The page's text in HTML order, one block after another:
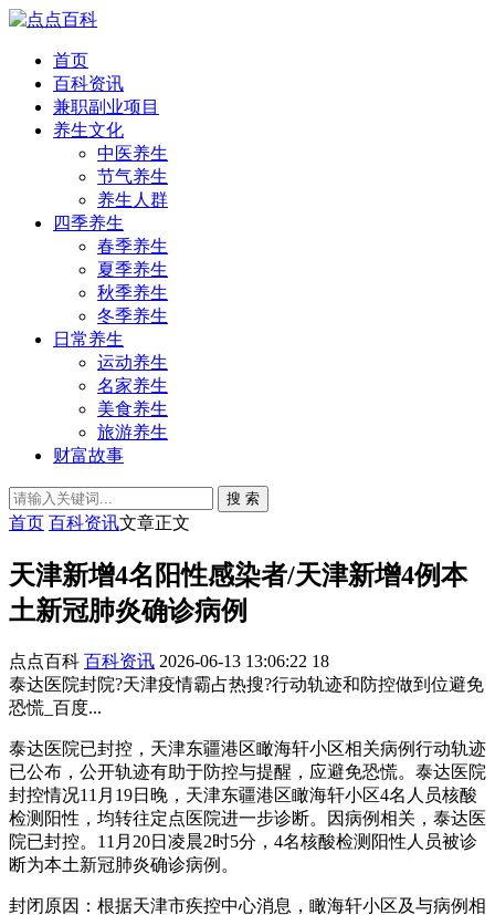
首页
百科资讯
兼职副业项目
养生文化
中医养生
节气养生
养生人群
四季养生
春季养生
夏季养生
秋季养生
冬季养生
日常养生
运动养生
名家养生
美食养生
旅游养生
财富故事
搜 索
首页 百科资讯文章正文
天津新增4名阳性感染者/天津新增4例本
土新冠肺炎确诊病例
点点百科 百科资讯 2026-06-13 13:06:22 18
泰达医院封院?天津疫情霸占热搜?行动轨迹和防控做到位避免
恐慌_百度...
泰达医院已封控，天津东疆港区瞰海轩小区相关病例行动轨迹
已公布，公开轨迹有助于防控与提醒，应避免恐慌。泰达医院
封控情况11月19日晚，天津东疆港区瞰海轩小区4名人员核酸
检测阳性，均转往定点医院进一步诊断。因病例相关，泰达医
院已封控。11月20日凌晨2时5分，4名核酸检测阳性人员被诊
断为本土新冠肺炎确诊病例。
封闭原因：根据天津市疾控中心消息，瞰海轩小区及与病例相